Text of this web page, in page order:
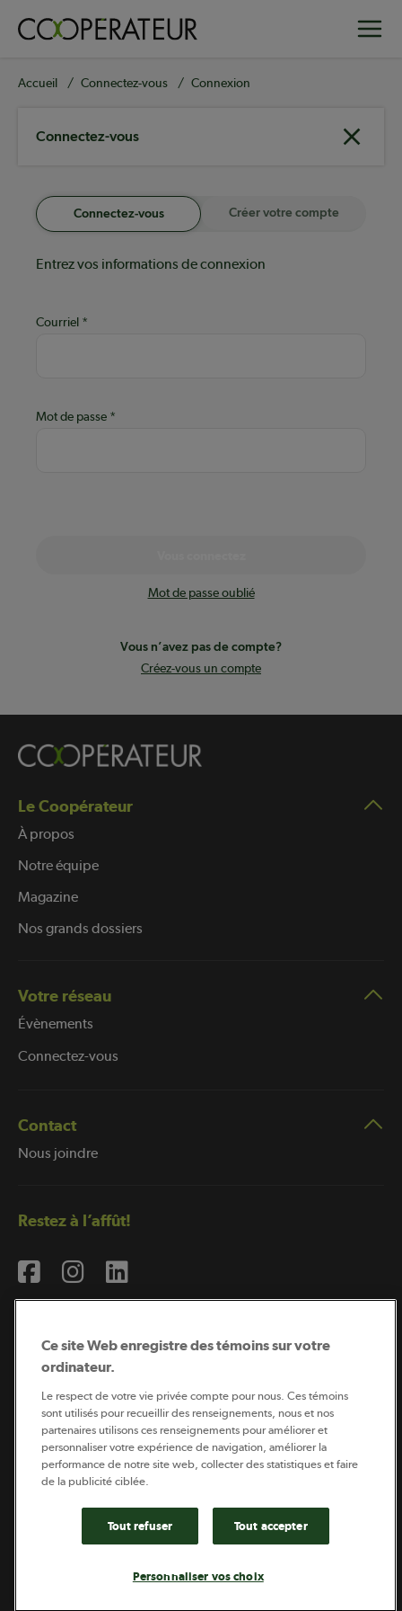
principal
Fil
Accueil Connectez-vous Connexion
Connectez-vous
Connectez-vous Créer votre compte
Entrez vos informations de connexion
Courriel
Mot de passe
Mot de passe oublié
Vous n’avez pas de compte?
Créez-vous un compte
Le Coopérateur
À propos
Notre équipe
Magazine
Nos grands dossiers
Votre réseau
Évènements
Connectez-vous
Contact
Nous joindre
Restez à l’affût!
Coopérateur est publié par Sollio Groupe Coopératif.
Il est l’outil d’information de la coopération agricole
québécoise.
Ce site Web enregistre des témoins sur votre
ordinateur.
Le respect de votre vie privée compte pour nous. Ces témoins
sont utilisés pour recueillir des renseignements, nous et nos
partenaires utilisons ces renseignements pour améliorer et
personnaliser votre expérience de navigation, améliorer la
performance de notre site web, collecter des statistiques et faire
de la publicité ciblée.
Tout refuser Tout accepter
Personnaliser vos choix